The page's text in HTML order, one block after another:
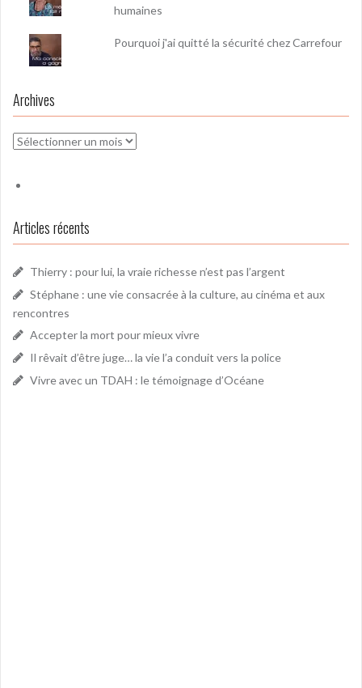
humaines
Pourquoi j'ai quitté la sécurité chez Carrefour
Archives
Archives
Articles récents
Thierry : pour lui, la vraie richesse n’est pas l’argent
Stéphane : une vie consacrée à la culture, au cinéma et aux
rencontres
Accepter la mort pour mieux vivre
Il rêvait d’être juge… la vie l’a conduit vers la police
Vivre avec un TDAH : le témoignage d’Océane